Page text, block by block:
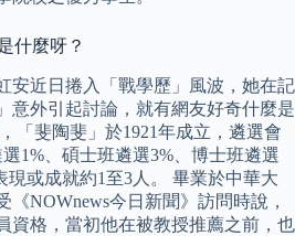
什麼呀？
安近日捲入「戰學歷」風波，她在記
意外引起討論，就有網友好奇什麼是
「斐陶斐」於1921年成立，遴選會
1%、碩士班遴選3%、博士班遴選
現或成就約1至3人。 畢業於中華大
NOWnews今日新聞》訪問時說，
資格，當初他在被教授推薦之前，也